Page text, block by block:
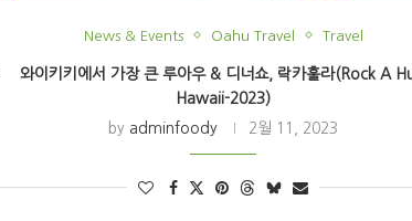
News & Events Oahu Travel Travel
와이키키에서 가장 큰 루아우 & 디너쇼, 락카훌라(Rock A
Hawaii-2023)
by adminfoody 2월 11, 2023